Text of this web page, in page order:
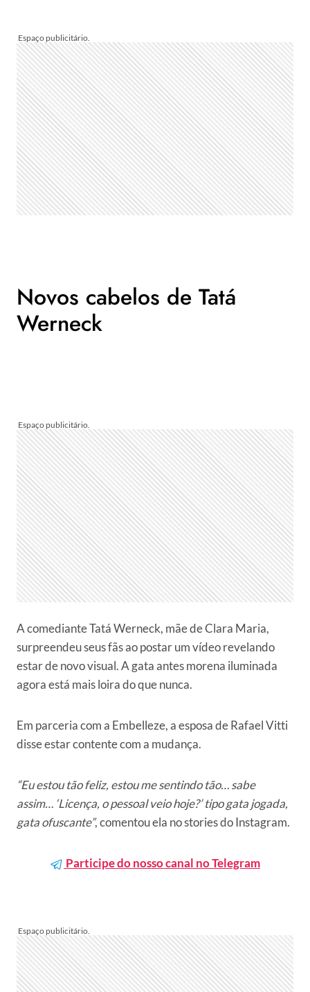
Novos cabelos de Tatá
Werneck
A comediante Tatá Werneck, mãe de Clara Maria,
surpreendeu seus fãs ao postar um vídeo revelando
estar de novo visual. A gata antes morena iluminada
agora está mais loira do que nunca.
Em parceria com a Embelleze, a esposa de Rafael Vitti
disse estar contente com a mudança.
“Eu estou tão feliz, estou me sentindo tão… sabe
assim… ‘Licença, o pessoal veio hoje?’ tipo gata jogada,
gata ofuscante”, comentou ela no stories do Instagram.
Participe do nosso canal no Telegram